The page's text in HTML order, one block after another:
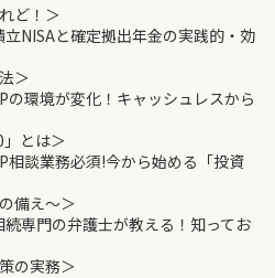
＞
と確定拠出年金の実践的・効
境が変化！キャッシュレスから
＞
業務必須!今から始める「投資
＞
の弁護士が教える！知ってお
＞